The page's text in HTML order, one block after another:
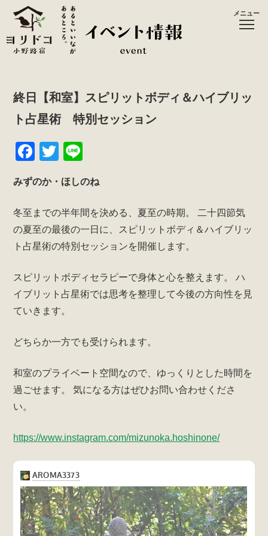
メニュー
終日【和室】スピリットボディ＆ハイブリッ
ト占星術 特別セッション
F
c
e
b
o
k
T
tt
er
e
みずのか・ほしのね
冬至までの半年間を決める、夏至の時期。
二十四節気
の夏至の最後の一日に、スピリットボディ＆ハイブリッ
ト占星術の特別セッションを開催します。
スピリットボディセラピーで身体と心を整えます。
ハ
イブリット占星術では思考を整理して今後の方向性を見
ていきます。
どちらか一方でも受けられます。
和室のプライベート空間なので、ゆっくりとした時間を
過ごせます。
気になる方はぜひお問い合わせくださ
い。
https://www.instagram.com/mizunoka.hoshinone/